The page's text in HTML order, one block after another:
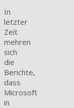
In
letzter
Zeit
mehren
sich
die
Berichte,
dass
Microsoft
in